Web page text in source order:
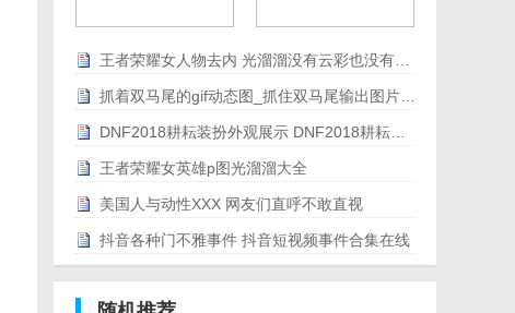
王者荣耀女英雄p图光溜溜大全
美国人与动性XXX 网友们直呼不敢直视
抖音各种门不雅事件 抖音短视频事件合集在线